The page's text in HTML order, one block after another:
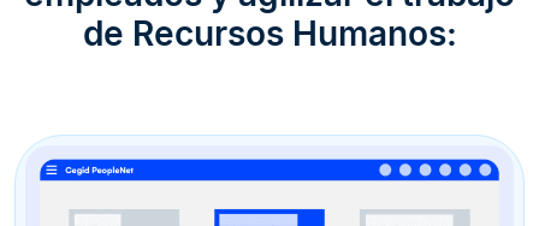
de Recursos Humanos: